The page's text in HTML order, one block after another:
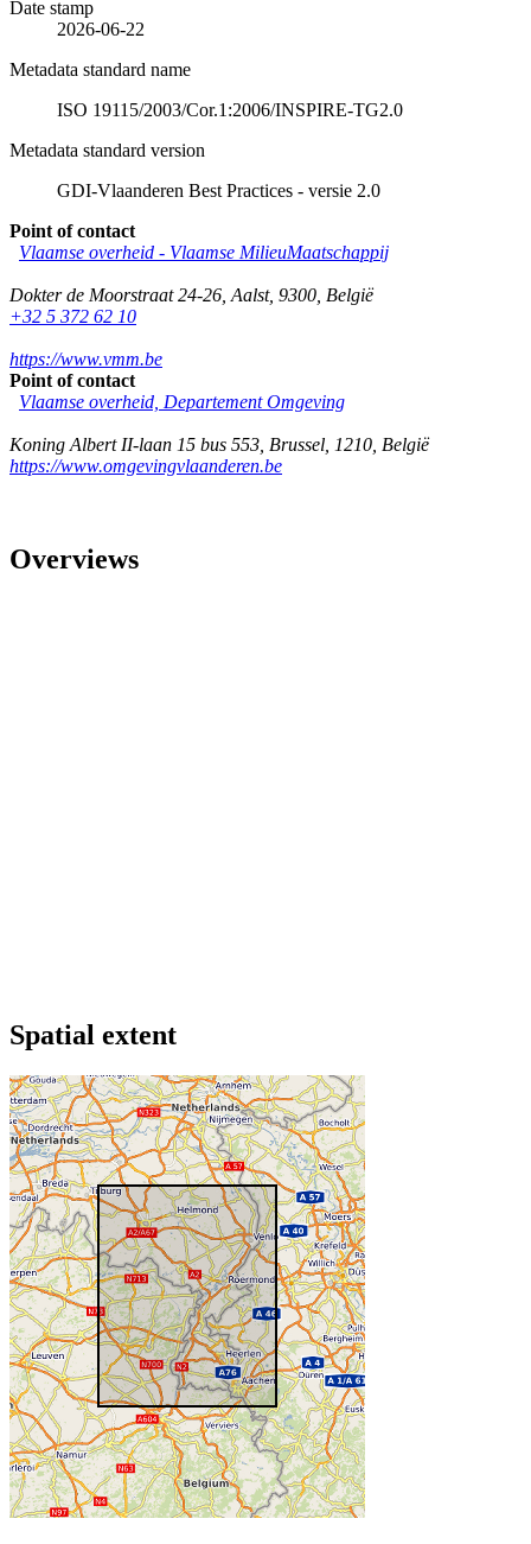
Date stamp
2026-06-22
Metadata standard name
ISO 19115/2003/Cor.1:2006/INSPIRE-TG2.0
Metadata standard version
GDI-Vlaanderen Best Practices - versie 2.0
Point of contact
Vlaamse overheid - Vlaamse MilieuMaatschappij
Dokter de Moorstraat 24-26 Aalst, 9300 België
+32 5 372 62 10
https://www.vmm.be
Point of contact
Vlaamse overheid, Departement Omgeving
Koning Albert II-laan 15 bus 553 Brussel 1210 België
https://www.omgevingvlaanderen.be
Overviews
Spatial extent